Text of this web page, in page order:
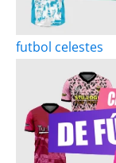
futbol celestes